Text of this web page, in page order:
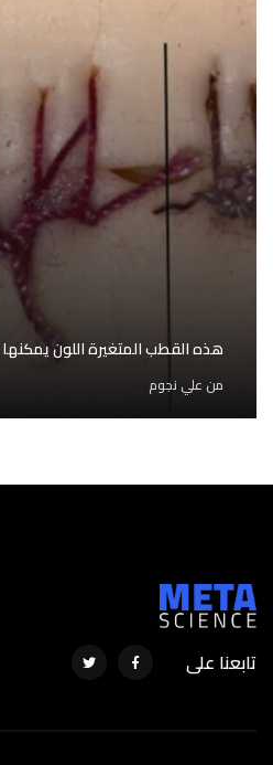
هذه القطب المتغيرة اللون
من علي نجوم
تابعنا على